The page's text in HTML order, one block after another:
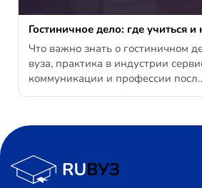
Гостиничное дело: где учиться и
Что важно знать о гостиничном
вуза, практика в индустрии
коммуникации и профессии